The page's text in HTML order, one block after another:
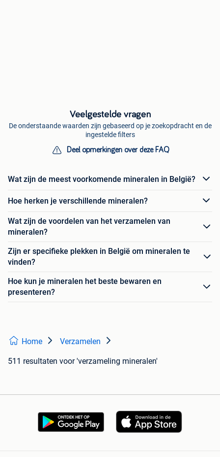
Veelgestelde vragen
De onderstaande waarden zijn gebaseerd op je zoekopdracht en de
ingestelde filters
Deel opmerkingen over deze FAQ
Wat zijn de meest voorkomende mineralen in België?
Hoe herken je verschillende mineralen?
Wat zijn de voordelen van het verzamelen van
mineralen?
Zijn er specifieke plekken in België om mineralen te
vinden?
Hoe kun je mineralen het beste bewaren en
presenteren?
Home Verzamelen
511 resultaten voor 'verzameling mineralen'